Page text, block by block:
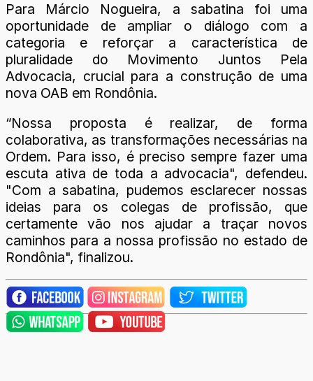
Para Márcio Nogueira, a sabatina foi uma
oportunidade de ampliar o diálogo com a
categoria e reforçar a característica de
pluralidade do Movimento Juntos Pela
Advocacia, crucial para a construção de uma
nova OAB em Rondônia.
“Nossa proposta é realizar, de forma
colaborativa, as transformações necessárias na
Ordem. Para isso, é preciso sempre fazer uma
escuta ativa de toda a advocacia", defendeu.
"Com a sabatina, pudemos esclarecer nossas
ideias para os colegas de profissão, que
certamente vão nos ajudar a traçar novos
caminhos para a nossa profissão no estado de
Rondônia", finalizou.